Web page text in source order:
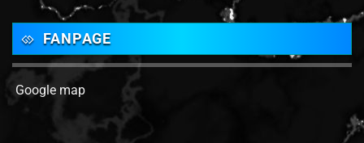
FANPAGE
Google map